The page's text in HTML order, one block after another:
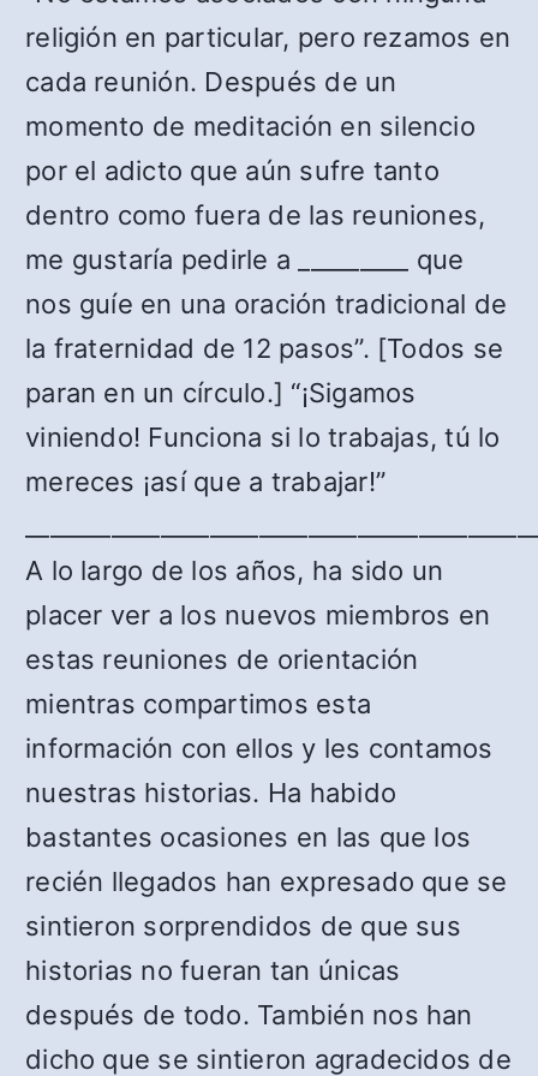
religión en particular, pero rezamos en
cada reunión. Después de un
momento de meditación en silencio
por el adicto que aún sufre tanto
dentro como fuera de las reuniones,
me gustaría pedirle a _________ que
nos guíe en una oración tradicional de
la fraternidad de 12 pasos”. [Todos se
paran en un círculo.] “¡Sigamos
viniendo! Funciona si lo trabajas, tú lo
mereces ¡así que a trabajar!”
A lo largo de los años, ha sido un
placer ver a los nuevos miembros en
estas reuniones de orientación
mientras compartimos esta
información con ellos y les contamos
nuestras historias. Ha habido
bastantes ocasiones en las que los
recién llegados han expresado que se
sintieron sorprendidos de que sus
historias no fueran tan únicas
después de todo. También nos han
dicho que se sintieron agradecidos de